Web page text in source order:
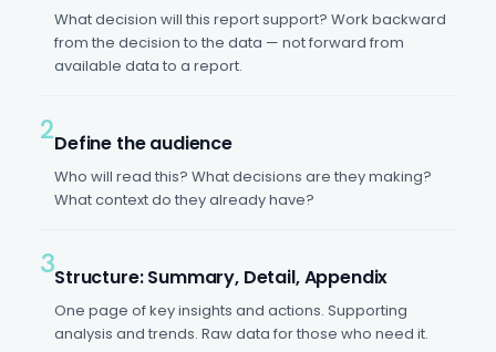
What decision will this report support? Work backward
from the decision to the data — not forward from
available data to a report.
2Define the audience
Who will read this? What decisions are they making?
What context do they already have?
3Structure: Summary, Detail, Appendix
One page of key insights and actions. Supporting
analysis and trends. Raw data for those who need it.